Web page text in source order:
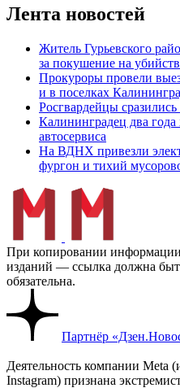
Лента новостей
Житель Гурьевского
за покушение на
Прокуроры провели
и в поселках
Росгвардейцы
Калининградец два
автосервиса
На ВДНХ привезли
фургон и тихий
При копировании
изданий — ссылка должна
обязательна.
Партнёр
Деятельность компании Meta
Instagram) признана